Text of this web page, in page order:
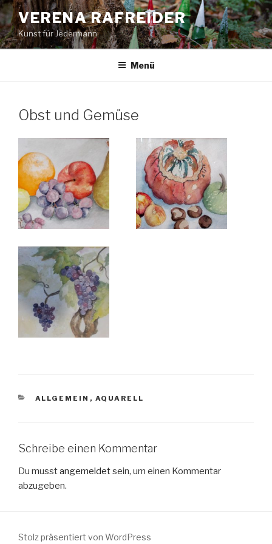
Zum
Inhalt
springen
VERENA RAFREIDER
Kunst für Jedermann
Menü
Obst und Gemüse
KATEGORIEN
ALLGEMEIN , AQUARELL
Schreibe einen Kommentar
Du musstangemeldetsein, um einen Kommentar
abzugeben.
Stolz präsentiert von WordPress